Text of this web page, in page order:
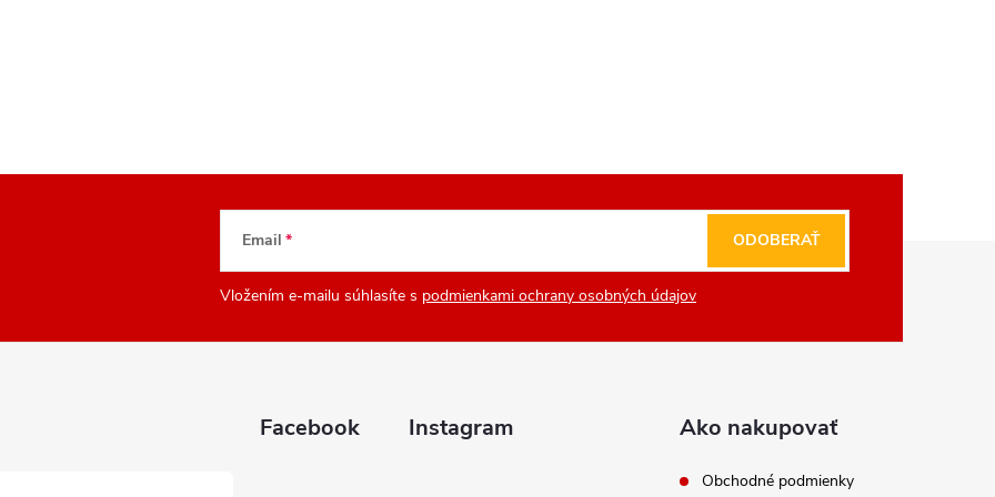
Email
Vložením e-mailu súhlasíte s podmienkami ochrany osobných údajov
ODOBERAŤ
Facebook Instagram Ako nakupovať
Obchodné podmienky